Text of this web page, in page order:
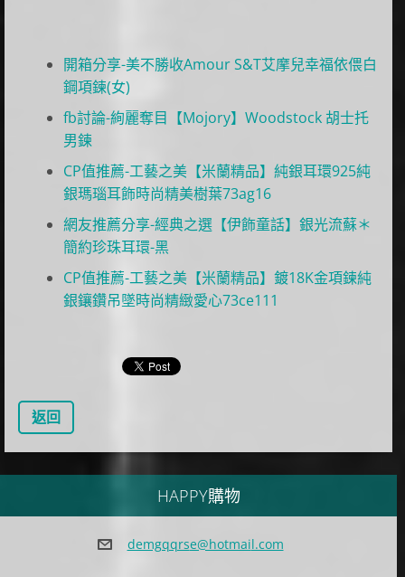
開箱分享-美不勝收Amour S&T艾摩兒幸福依偎白
鋼項鍊(女)
fb討論-絢麗奪目【Mojory】Woodstock 胡士托
男鍊
CP值推薦-工藝之美【米蘭精品】純銀耳環925純
銀瑪瑙耳飾時尚精美樹葉73ag16
網友推薦分享-經典之選【伊飾童話】銀光流蘇＊
簡約珍珠耳環-黑
CP值推薦-工藝之美【米蘭精品】鍍18K金項鍊純
銀鑲鑽吊墜時尚精緻愛心73ce111
返回
HAPPY購物
demgqqrse@hotmail.com